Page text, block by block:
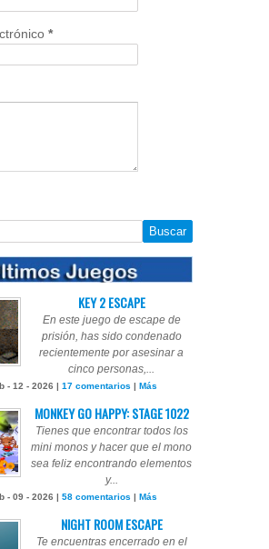
*
KEY 2 ESCAPE
En este juego de escape de
prisión, has sido condenado
recientemente por asesinar a
cinco personas,...
- 12 - 2026 | 17 comentarios | Más
MONKEY GO HAPPY: STAGE 1022
Tienes que encontrar todos los
mini monos y hacer que el mono
sea feliz encontrando elementos
y...
- 09 - 2026 | 58 comentarios | Más
NIGHT ROOM ESCAPE
Te encuentras encerrado en el